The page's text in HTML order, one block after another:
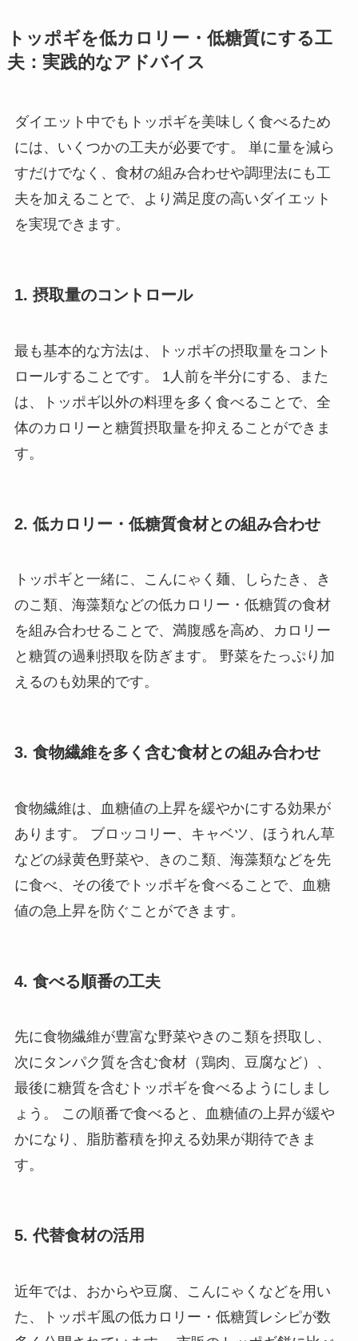
トッポギを低カロリー・低糖質にする工
夫：実践的なアドバイス
ダイエット中でもトッポギを美味しく食べるため
には、いくつかの工夫が必要です。 単に量を減ら
すだけでなく、食材の組み合わせや調理法にも工
夫を加えることで、より満足度の高いダイエット
を実現できます。
1. 摂取量のコントロール
最も基本的な方法は、トッポギの摂取量をコント
ロールすることです。 1人前を半分にする、また
は、トッポギ以外の料理を多く食べることで、全
体のカロリーと糖質摂取量を抑えることができま
す。
2. 低カロリー・低糖質食材との組み合わせ
トッポギと一緒に、こんにゃく麺、しらたき、き
のこ類、海藻類などの低カロリー・低糖質の食材
を組み合わせることで、満腹感を高め、カロリー
と糖質の過剰摂取を防ぎます。 野菜をたっぷり加
えるのも効果的です。
3. 食物繊維を多く含む食材との組み合わせ
食物繊維は、血糖値の上昇を緩やかにする効果が
あります。 ブロッコリー、キャベツ、ほうれん草
などの緑黄色野菜や、きのこ類、海藻類などを先
に食べ、その後でトッポギを食べることで、血糖
値の急上昇を防ぐことができます。
4. 食べる順番の工夫
先に食物繊維が豊富な野菜やきのこ類を摂取し、
次にタンパク質を含む食材（鶏肉、豆腐など）、
最後に糖質を含むトッポギを食べるようにしまし
ょう。 この順番で食べると、血糖値の上昇が緩や
かになり、脂肪蓄積を抑える効果が期待できま
す。
5. 代替食材の活用
近年では、おからや豆腐、こんにゃくなどを用い
た、トッポギ風の低カロリー・低糖質レシピが数